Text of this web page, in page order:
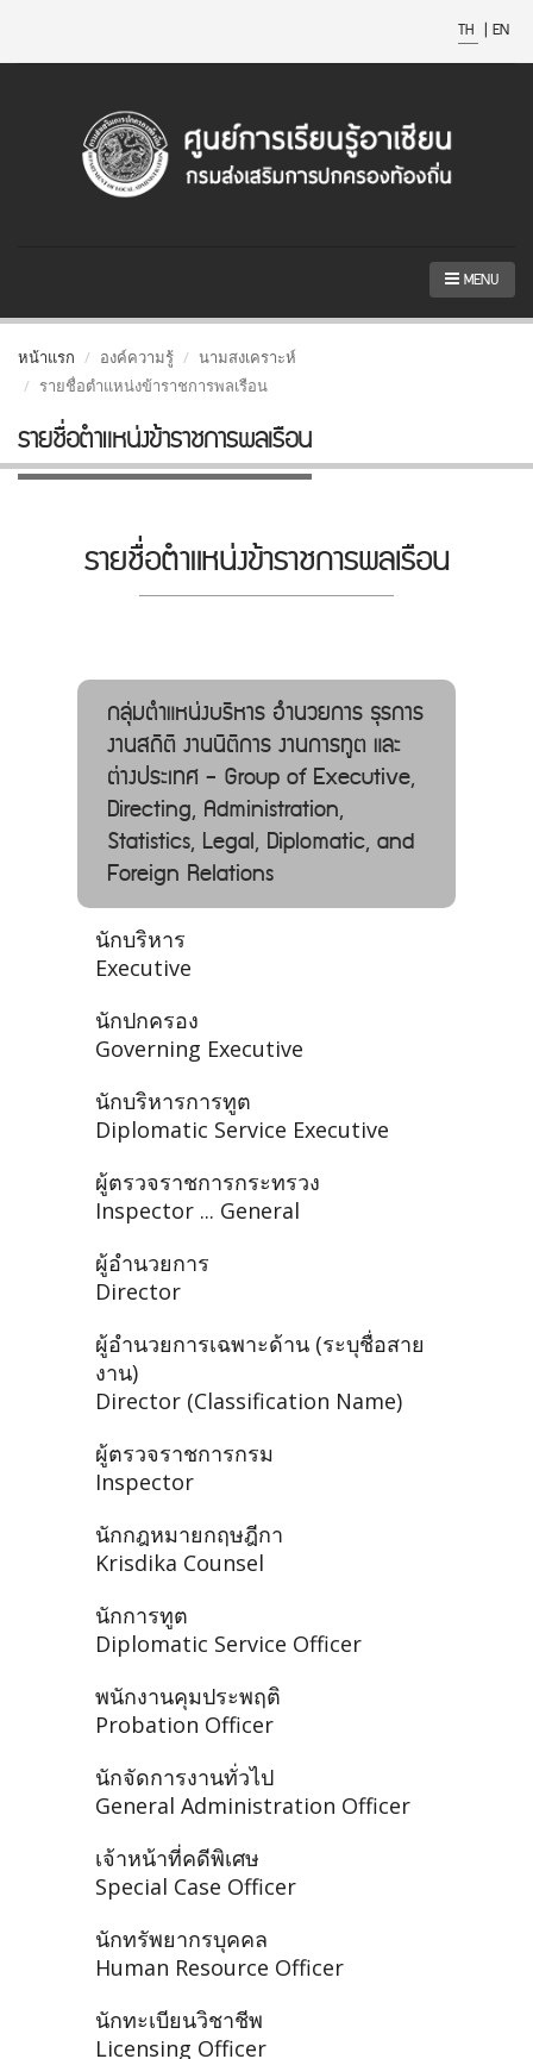
TH | EN
MENU
หน้าแรก องค์ความรู้
นามสงเคราะห์
รายชื่อตำแหน่งข้าราชการพลเรือน
รายชื่อตำแหน่งข้าราชการพลเรือน
รายชื่อตำแหน่งข้าราชการพลเรือน
กลุ่มตำแหน่งบริหาร อํานวยการ ธุรการ
งานสถิติ งานนิติการ งานการทูต และ
ต่างประเทศ - Group of Executive,
Directing, Administration,
Statistics, Legal, Diplomatic, and
Foreign Relations
นักบริหาร
Executive
นักปกครอง
Governing Executive
นักบริหารการทูต
Diplomatic Service Executive
ผู้ตรวจราชการกระทรวง
Inspector ... General
ผู้อำนวยการ
Director
ผู้อำนวยการเฉพาะด้าน (ระบุชื่อสาย
งาน)
Director (Classification Name)
ผู้ตรวจราชการกรม
Inspector
นักกฎหมายกฤษฎีกา
Krisdika Counsel
นักการทูต
Diplomatic Service Officer
พนักงานคุมประพฤติ
Probation Officer
นักจัดการงานทั่วไป
General Administration Officer
เจ้าหน้าที่คดีพิเศษ
Special Case Officer
นักทรัพยากรบุคคล
Human Resource Officer
นักทะเบียนวิชาชีพ
Licensing Officer